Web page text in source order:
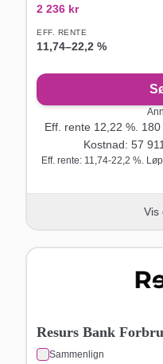
2 236 kr
EFF. RENTE
11,74–22,2 %
Eff. rente 12,22 %.
Kostnad: 57 911
Eff. rente: 11,74-22,2 %.
Vis
Resurs Bank
Sammenlign